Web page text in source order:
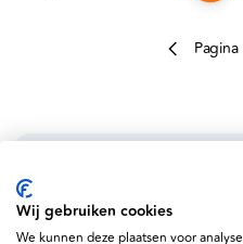
Service
Wij gebruiken cookies
We kunnen deze plaatsen voor